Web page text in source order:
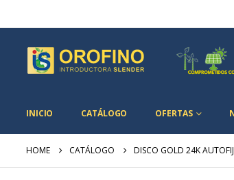
INICIO CATÁLOGO OFERTAS
HOME CATÁLOGO DISCO GOLD 24K